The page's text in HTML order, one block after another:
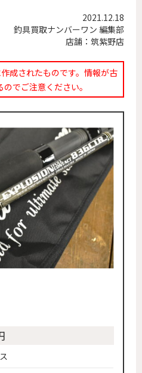
2021.12.18
釣具買取ナンバーワン 編集部
店舗：筑紫野店
作成されたものです。情報が古
でご注意ください。